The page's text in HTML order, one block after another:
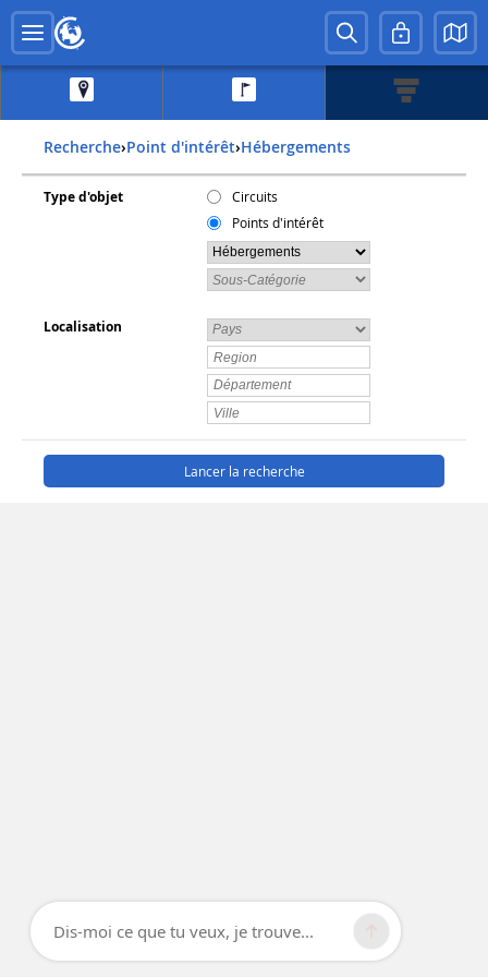
Recherche› Point d'intérêt› Hébergements
Type d'objet
Circuits
Points d'intérêt
Localisation
Dis-moi ce que tu veux, je trouve...